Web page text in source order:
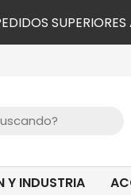
Y INDUSTRIA